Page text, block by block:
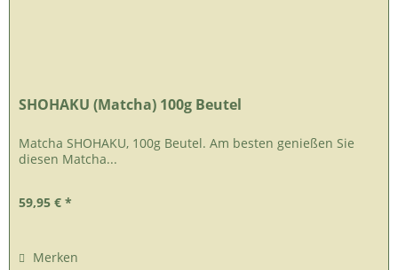
SHOHAKU (Matcha) 100g Beutel
Matcha SHOHAKU, 100g Beutel. Am besten genießen Sie
diesen Matcha...
59,95 € *
Merken